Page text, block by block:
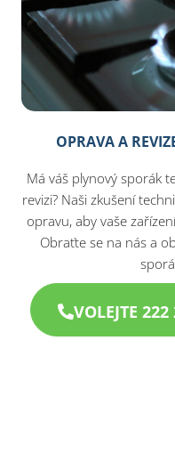
OPRAVA A
Má váš plynový sporák
revizi? Naši zkušení
opravu, aby vaše
Obraťte se na nás a
VOLEJTE